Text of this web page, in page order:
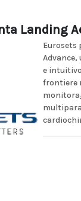
Landing
Eurosets
e
frontiere